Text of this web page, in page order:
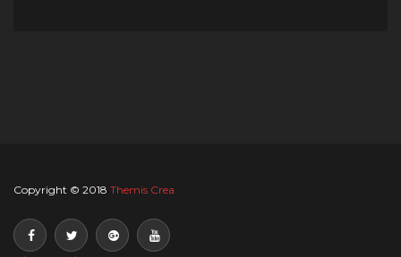
Copyright © 2018 Themis Crea